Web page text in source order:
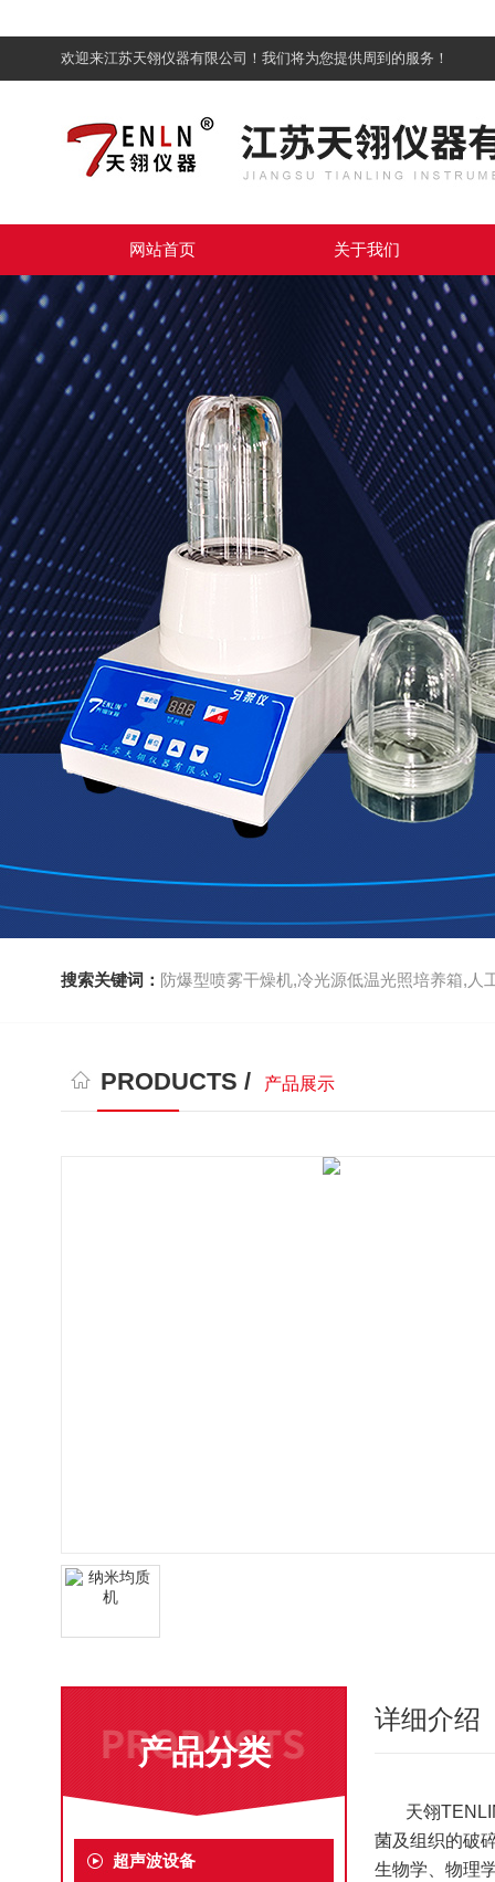
欢迎来江苏天翎仪器有限公司！我们将为您提供周到的服务！
网站首页 关于我们
搜索关键词： 防爆型喷雾干燥机,冷光源低温光照培养箱,人
PRODUCTS / 产品展示
产品分类
超声波设备
详细介绍
天翎
菌及组织的破
生物学、物理